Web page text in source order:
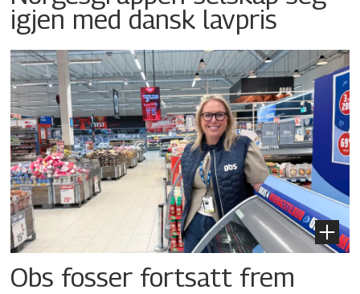
igjen med dansk lavpris
Obs fosser fortsatt frem